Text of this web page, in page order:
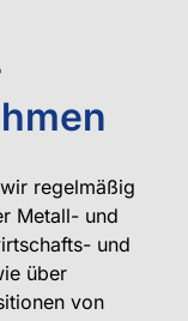
regelmäßig
Metall- und
und
über
von